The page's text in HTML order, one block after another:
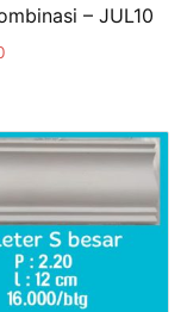
– JUL10